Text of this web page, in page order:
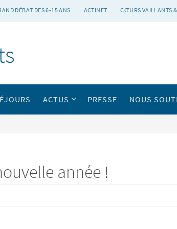
DÉBAT DES 6-15 ANS ACTINET CŒURS VAILLANTS
ACTUS PRESSE NOUS
année !